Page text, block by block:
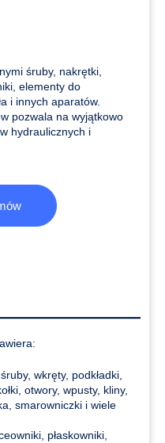
śruby, nakrętki,
elementy do
i innych aparatów.
pozwala na wyjątkowo
hydraulicznych i
wkręty, podkładki,
otwory, wpusty, kliny,
smarowniczki i wiele
płaskowniki,